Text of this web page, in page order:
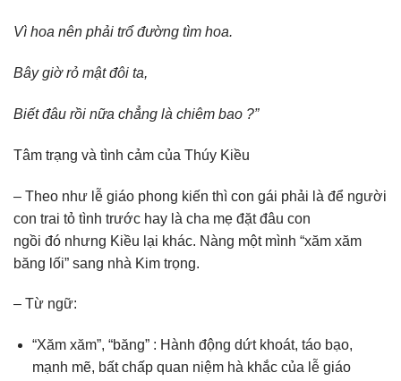
Vì hoa nên phải trổ đường tìm hoa.
Bây giờ rỏ mật đôi ta,
Biết đâu rồi nữa chẳng là chiêm bao ?”
Tâm trạng và tình cảm của Thúy Kiều
– Theo như lễ giáo phong kiến thì con gái phải là để người
con trai tỏ tình trước hay là cha mẹ đặt đâu con
ngồi đó nhưng Kiều lại khác. Nàng một mình “xăm xăm
băng lối” sang nhà Kim trọng.
– Từ ngữ:
“Xăm xăm”, “băng” : Hành động dứt khoát, táo bạo,
mạnh mẽ, bất chấp quan niệm hà khắc của lễ giáo